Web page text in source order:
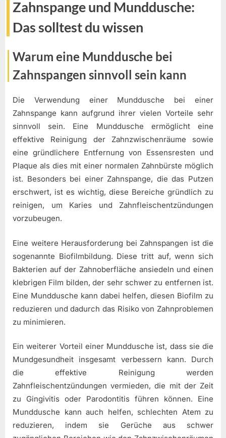
Zahnspange und Munddusche:
Das solltest du wissen
Warum eine Munddusche bei
Zahnspangen sinnvoll sein kann
Die Verwendung einer Munddusche bei einer
Zahnspange kann aufgrund ihrer vielen Vorteile sehr
sinnvoll sein. Eine Munddusche ermöglicht eine
effektive Reinigung der Zahnzwischenräume sowie
eine gründlichere Entfernung von Essensresten und
Plaque als dies mit einer normalen Zahnbürste möglich
ist. Besonders bei einer Zahnspange, die das Putzen
erschwert, ist es wichtig, diese Bereiche gründlich zu
reinigen, um Karies und Zahnfleischentzündungen
vorzubeugen.
Eine weitere Herausforderung bei Zahnspangen ist die
sogenannte Biofilmbildung. Diese tritt auf, wenn sich
Bakterien auf der Zahnoberfläche ansiedeln und einen
klebrigen Film bilden, der sehr schwer zu entfernen ist.
Eine Munddusche kann dabei helfen, diesen Biofilm zu
reduzieren und dadurch das Risiko von Zahnproblemen
zu minimieren.
Ein weiterer Vorteil einer Munddusche ist, dass sie die
Mundgesundheit insgesamt verbessern kann. Durch
die effektive Reinigung werden
Zahnfleischentzündungen vermieden, die mit der Zeit
zu Gingivitis oder Parodontitis führen können. Eine
Munddusche kann auch helfen, schlechten Atem zu
reduzieren, indem sie Gerüche aus schwer